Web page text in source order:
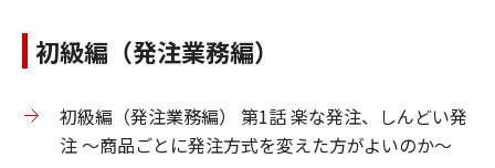
初級編（発注業務編）
初級編（発注業務編） 第1話 楽な発注、しんどい発
注 ～商品ごとに発注方式を変えた方がよいのか～